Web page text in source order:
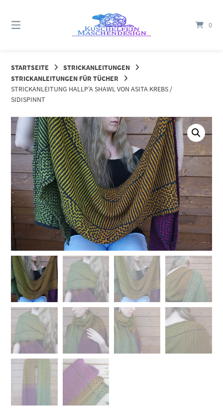
Inhalt
0
STARTSEITE
STRICKANLEITUNGEN
STRICKANLEITUNGEN FÜR TÜCHER
STRICKANLEITUNG HALLP’A SHAWL VON ASITA KREBS /
SIDISPINNT